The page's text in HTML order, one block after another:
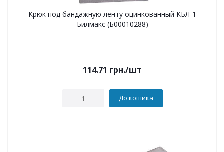
Крюк под бандажную ленту оцинкованный КБЛ-1
Билмакс (Б00010288)
114.71 грн./шт
До кошика